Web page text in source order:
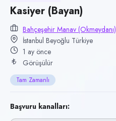
Konum
Beyoğlu, İstanbul
Çalışma şekli
Tam Zamanlı · Ofis
Yayın tarihi
27 Haziran 2026
Son geçerlilik
Kasiyer (Bayan)
Bahçeşehir Manav (Okmeydanı)
İstanbul Beyoğlu Türkiye
1 ay önce
Görüşülür
Tam Zamanlı
Başvuru kanalları: